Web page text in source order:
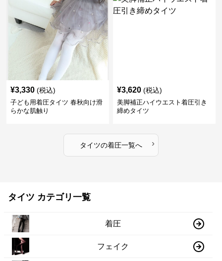
¥3,330 (税込)
子ども用着圧タイツ 春秋向け滑
らかな肌触り
¥3,620 (税込)
美脚補正ハイウエスト着圧引き
締めタイツ
タイツの着圧一覧へ ›
タイツ カテゴリ一覧
着圧
フェイク